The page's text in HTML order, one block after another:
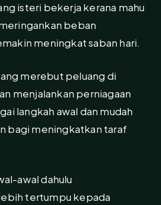
isteri bekerja kerana mahu
beban
meningkat saban hari.
merebut peluang di
menjalankan perniagaan
langkah awal dan mudah
bagi meningkatkan taraf
awal dahulu
tertumpu kepada